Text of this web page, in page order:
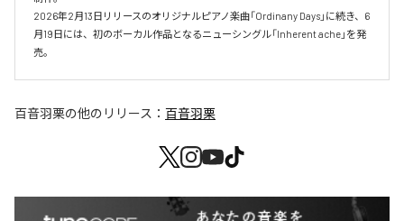
2026年2月13日リリースのオリジナルピアノ楽曲「Ordinany Days」に続き、6
月19日には、初のボーカル作品となるニューシングル「Inherent ache」を発
売。
百音羽栗の他のリリース： 百音羽栗